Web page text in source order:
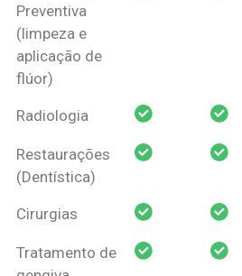
Preventiva
(limpeza e
aplicação de
flúor)
Radiologia
Restaurações
(Dentística)
Cirurgias
Tratamento de